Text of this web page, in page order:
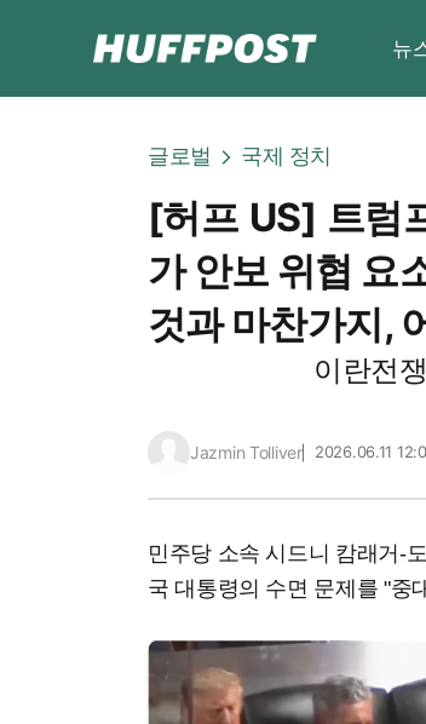
뉴
글로벌 국제 정치
[허프 US] 트럼
가 안보 위협 요
것과 마찬가지,
이란전
Jazmin Tolliver 2026.06.11
민주당 소속 시드니 캄래거-
국 대통령의 수면 문제를 "중